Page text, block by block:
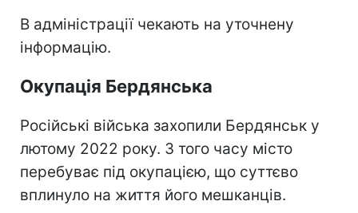
В адміністрації чекають на уточнену
інформацію.
Окупація Бердянська
Російські війська захопили Бердянськ у
лютому 2022 року. З того часу місто
перебуває під окупацією, що суттєво
вплинуло на життя його мешканців.